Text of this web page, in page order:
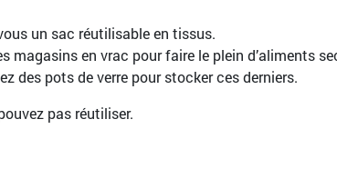
un sac réutilisable en tissus.
magasins en vrac pour faire le plein d’aliments
des pots de verre pour stocker ces derniers.
pas réutiliser.